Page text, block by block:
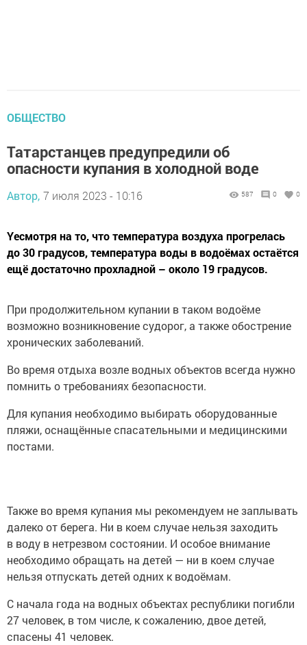
ОБЩЕСТВО
Татарстанцев предупредили об
опасности купания в холодной воде
Автор, 7 июля 2023 - 10:16 587 0 0
Yесмотря на то, что температура воздуха прогрелась
до 30 градусов, температура воды в водоёмах остаётся
ещё достаточно прохладной – около 19 градусов.
При продолжительном купании в таком водоёме
возможно возникновение судорог, а также обострение
хронических заболеваний.
Во время отдыха возле водных объектов всегда нужно
помнить о требованиях безопасности.
Для купания необходимо выбирать оборудованные
пляжи, оснащённые спасательными и медицинскими
постами.
Также во время купания мы рекомендуем не заплывать
далеко от берега. Ни в коем случае нельзя заходить
в воду в нетрезвом состоянии. И особое внимание
необходимо обращать на детей — ни в коем случае
нельзя отпускать детей одних к водоёмам.
С начала года на водных объектах республики погибли
27 человек, в том числе, к сожалению, двое детей,
спасены 41 человек.